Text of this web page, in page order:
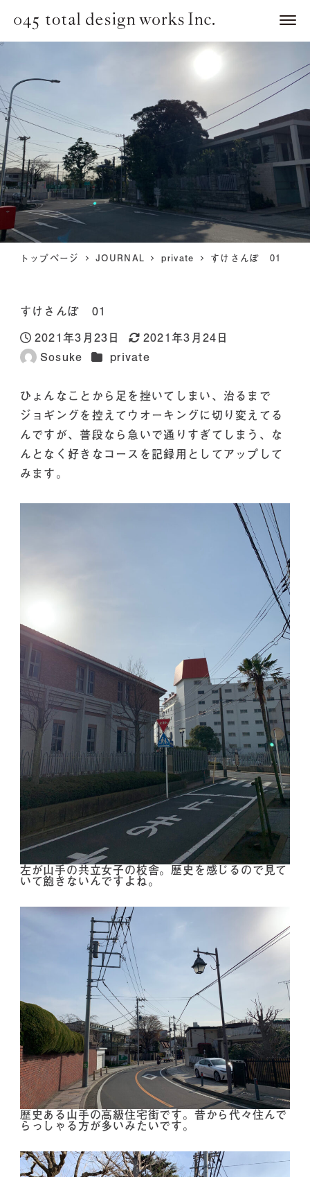
トップページ JOURNAL private すけさんぽ 01
すけさんぽ 01
投稿日
2021年3月23日 更新日
2021年3月24日
著 Sosuke カテゴリー
private
ひょんなことから足を挫いてしまい、治るまで
ジョギングを控えてウオーキングに切り変えてる
んですが、普段なら急いで通りすぎてしまう、な
んとなく好きなコースを記録用としてアップして
みます。
左が山手の共立女子の校舎。歴史を感じるので見て
いて飽きないんですよね。
歴史ある山手の高級住宅街です。昔から代々住んで
らっしゃる方が多いみたいです。